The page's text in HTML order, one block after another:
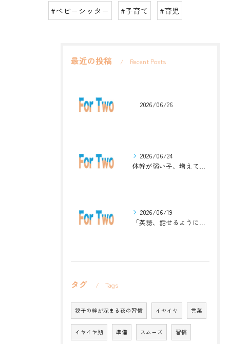
#ベビーシッター #子育て #育児
最近の投稿 Recent Posts
2026/06/26
2026/06/24
体幹が弱い子、増えています。英語ジムナスティックで楽しく解決！
2026/06/19
「英語、話せるようになりたい」中学生・高校生のためのZoomレッスン
タグ Tags
親子の絆が深まる夜の習慣 イヤイヤ 言葉
イヤイヤ期 準備 スムーズ 習慣